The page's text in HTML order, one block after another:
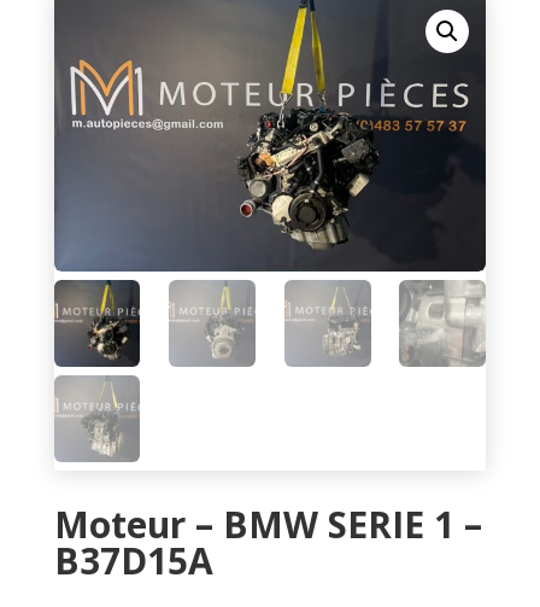
Moteur – BMW SERIE 1 –
B37D15A